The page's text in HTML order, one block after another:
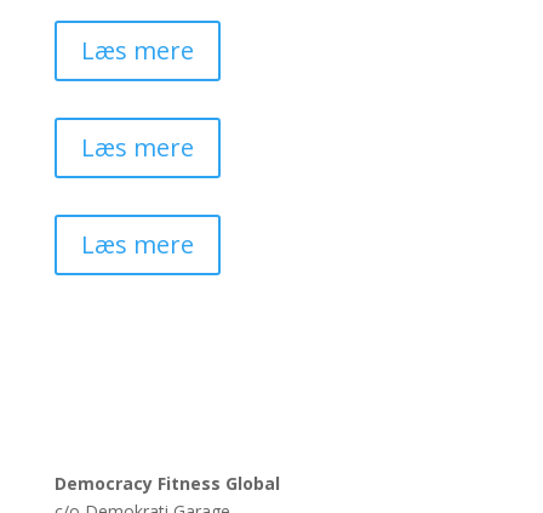
Læs mere
Læs mere
Læs mere
Democracy Fitness Global